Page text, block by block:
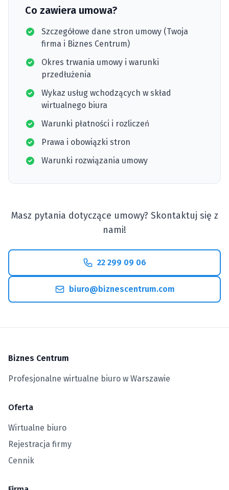
Co zawiera umowa?
Szczegółowe dane stron umowy (Twoja
firma i Biznes Centrum)
Okres trwania umowy i warunki
przedłużenia
Wykaz usług wchodzących w skład
wirtualnego biura
Warunki płatności i rozliczeń
Prawa i obowiązki stron
Warunki rozwiązania umowy
Masz pytania dotyczące umowy? Skontaktuj się z
nami!
22 299 09 06
biuro@biznescentrum.com
Biznes Centrum
Profesjonalne wirtualne biuro w Warszawie
Oferta
Wirtualne biuro
Rejestracja firmy
Cennik